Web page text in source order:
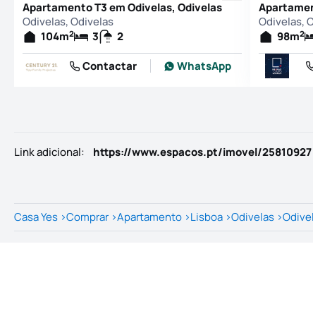
Apartamento T3 em Odivelas, Odivelas
Odivelas, Odivelas
104m2 3
2
Contactar
WhatsApp
Odivelas,
98m2
Link adicional: https://www.espacos.pt/imovel/25810927
Casa Yes >Comprar >Apartamento >Lisboa >Odivelas >